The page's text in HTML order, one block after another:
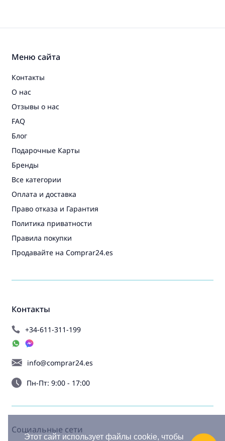
Этот сайт использует файлы cookie, чтобы
Контакты
+34-611-311-199
info@comprar24.es
Пн-Пт: 9:00 - 17:00
Меню сайта
Контакты
О нас
Отзывы о нас
FAQ
Блог
Подарочные Карты
Бренды
Все категории
Оплата и доставка
Право отказа и Гарантия
Политика приватности
Правила покупки
Продавайте на Comprar24.es
Социальные сети